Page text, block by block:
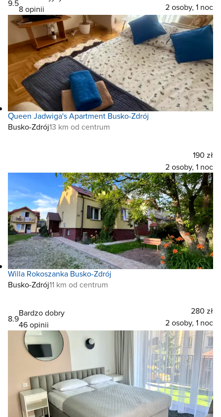
9.5
8 opinii
2 osoby, 1 noc
Queen Jadwiga's Apartment Busko-Zdrój
Busko-Zdrój13 km od centrum
190 zł
2 osoby, 1 noc
Willa Rokoszanka Busko-Zdrój
Busko-Zdrój11 km od centrum
8.9
Bardzo dobry
46 opinii
280 zł
2 osoby, 1 noc